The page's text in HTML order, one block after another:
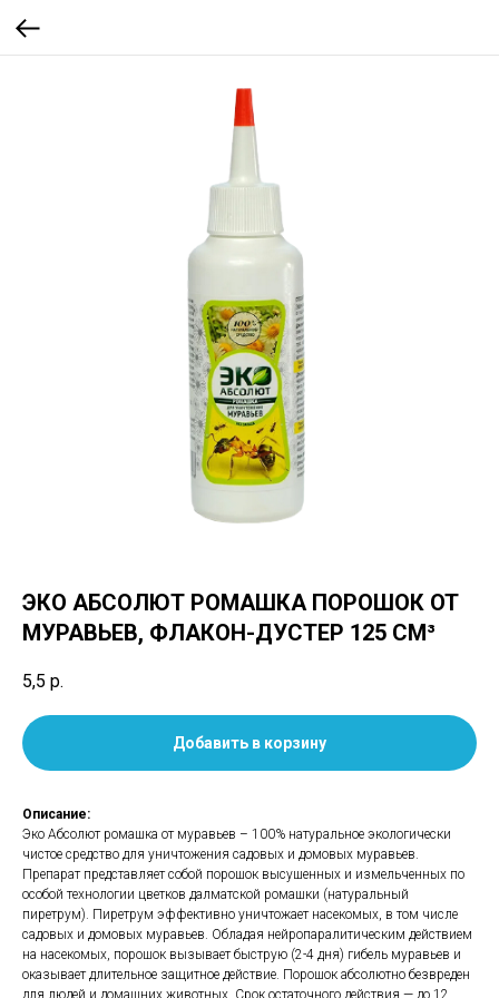
ЭКО АБСОЛЮТ РОМАШКА ПОРОШОК ОТ
МУРАВЬЕВ, ФЛАКОН-ДУСТЕР 125 СМ³
5,5 р.
Добавить в корзину
Описание:
Эко Абсолют ромашка от муравьев – 100% натуральное экологически
чистое средство для уничтожения садовых и домовых муравьев.
Препарат представляет собой порошок высушенных и измельченных по
особой технологии цветков далматской ромашки (натуральный
пиретрум). Пиретрум эффективно уничтожает насекомых, в том числе
садовых и домовых муравьев. Обладая нейропаралитическим действием
на насекомых, порошок вызывает быструю (2-4 дня) гибель муравьев и
оказывает длительное защитное действие. Порошок абсолютно безвреден